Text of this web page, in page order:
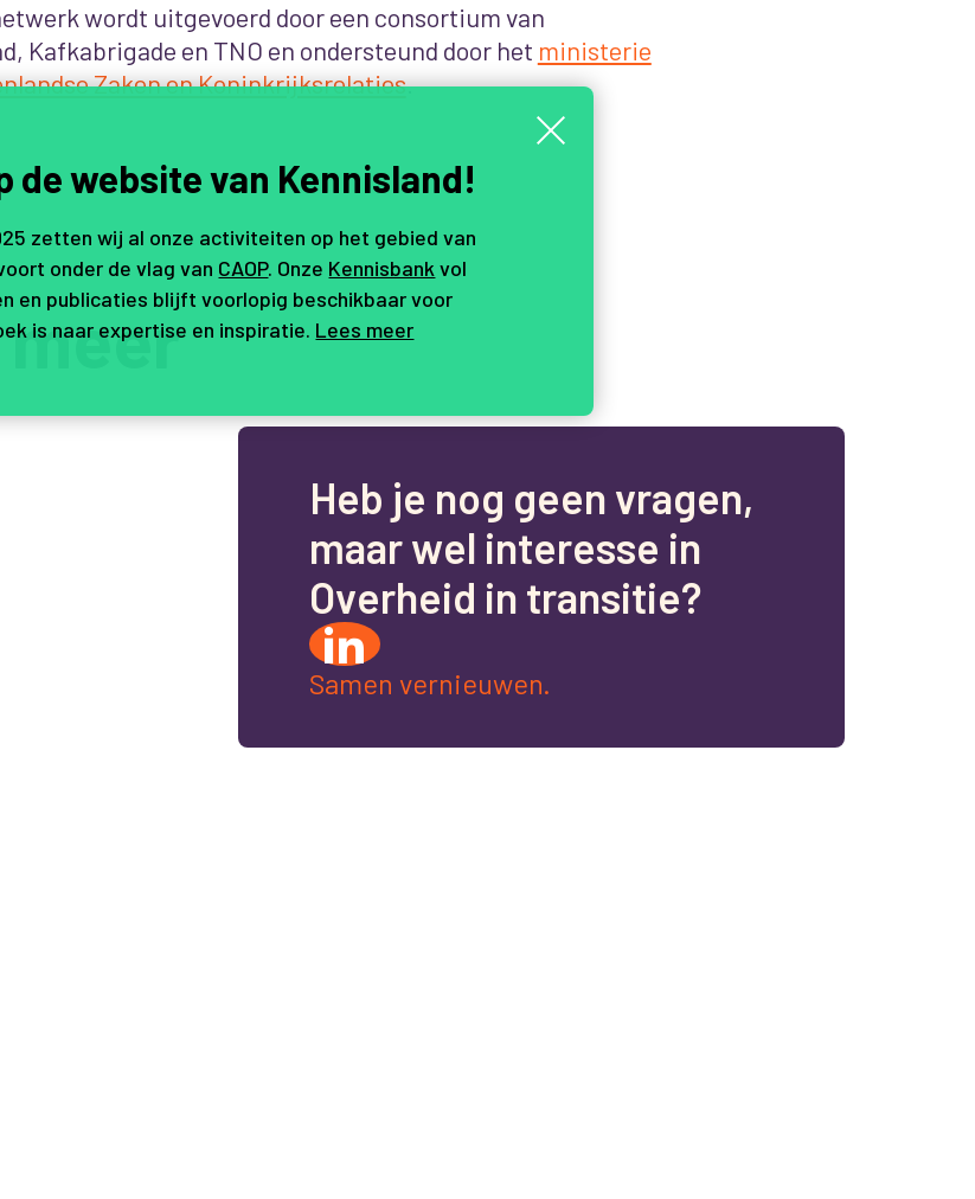
wordt uitgevoerd door een consortium van
Kafkabrigade en TNO en ondersteund door het ministerie
Zaken en Koninkrijksrelaties.
Heb je nog geen vragen,
maarwel interesse in
Overheid in transitie?
Samen vernieuwen.
de website van Kennisland!
zetten wij al onze activiteiten op het gebied van
onder de vlag van CAOP. Onze Kennisbankvol
en publicaties blijft voorlopig beschikbaar voor
is naar expertise en inspiratie. Lees meer